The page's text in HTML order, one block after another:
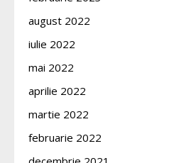
august 2022
iulie 2022
mai 2022
aprilie 2022
martie 2022
februarie 2022